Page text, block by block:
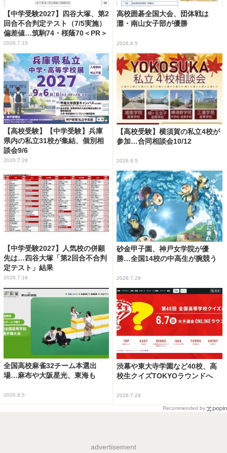
【中学受験2027】四谷大塚、第2
回合不合判定テスト（7/5実施）
偏差値…筑駒74・桜蔭70＜PR＞
2026.7.10
高校囲碁全国大会、団体戦は
灘・南山女子部が優勝
2026.8.5
【高校受験】【中学受験】兵庫
県内の私立31校が集結、個別相
談会9/6
2026.7.28
【高校受験】横須賀の私立4校が
参加…合同相談会10/12
2026.8.5
【中学受験2027】人気校の併願
先は…四谷大塚「第2回合不合判
定テスト」結果
2026.7.16
砂金甲子園、神戸女学院が優
勝…全国14校の中高生が腕競う
2026.7.29
全国高校麻雀32チーム本選出
場…麻布や大阪星光、東海も
2026.8.5
渋幕や東大寺学園など40校、高
校生クイズTOKYOラウンドへ
2026.7.29
Recommended by
advertisement